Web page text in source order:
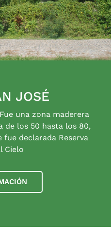
JOSÉ
una zona maderera
de los 50 hasta los 80,
fue declarada Reserva
Cielo